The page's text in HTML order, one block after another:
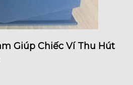
Giúp Chiếc Ví Thu Hút